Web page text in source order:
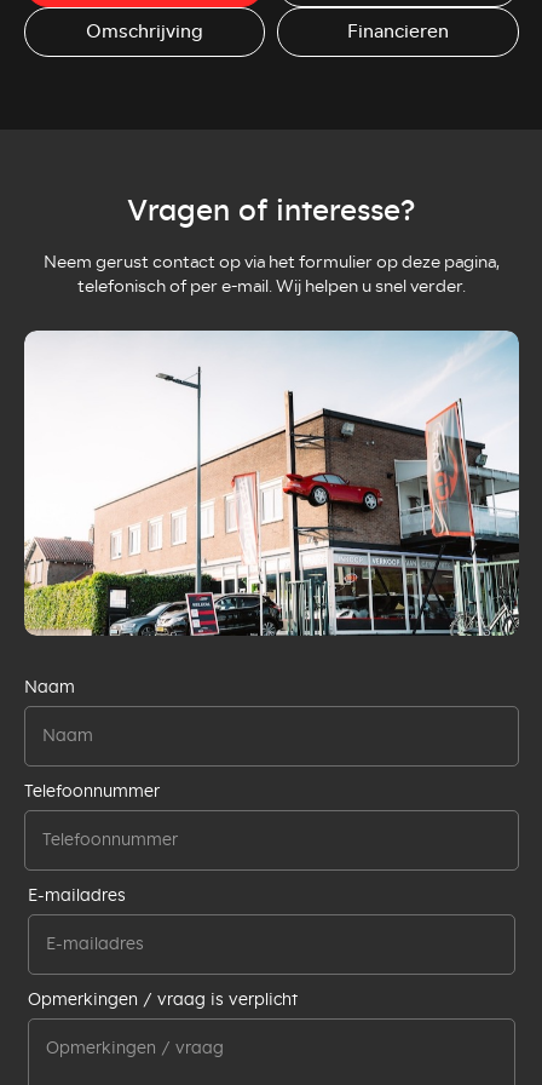
Omschrijving
Financieren
Vragen of interesse?
Neem gerust contact op via het formulier op deze pagina,
telefonisch of per e-mail. Wij helpen u snel verder.
Naam
Telefoonnummer
E-mailadres
Opmerkingen / vraag is verplicht